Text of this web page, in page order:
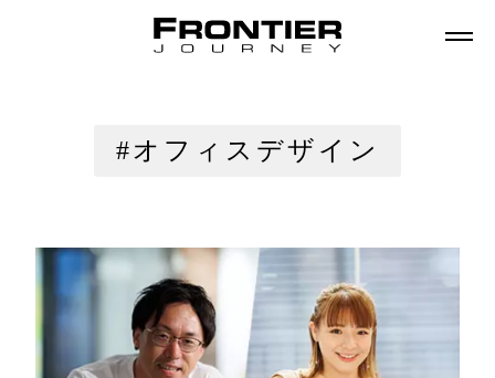
#オフィスデザイン